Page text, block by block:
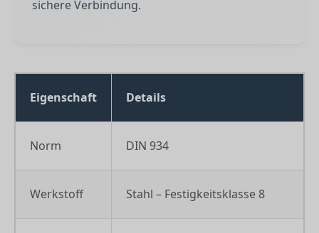
sichere Verbindung.
Eigenschaft Details
Norm DIN 934
Werkstoff Stahl – Festigkeitsklasse 8